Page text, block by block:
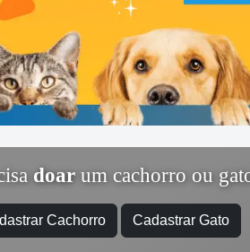
doar um cachorro ou
Cachorro Cadastrar Gato